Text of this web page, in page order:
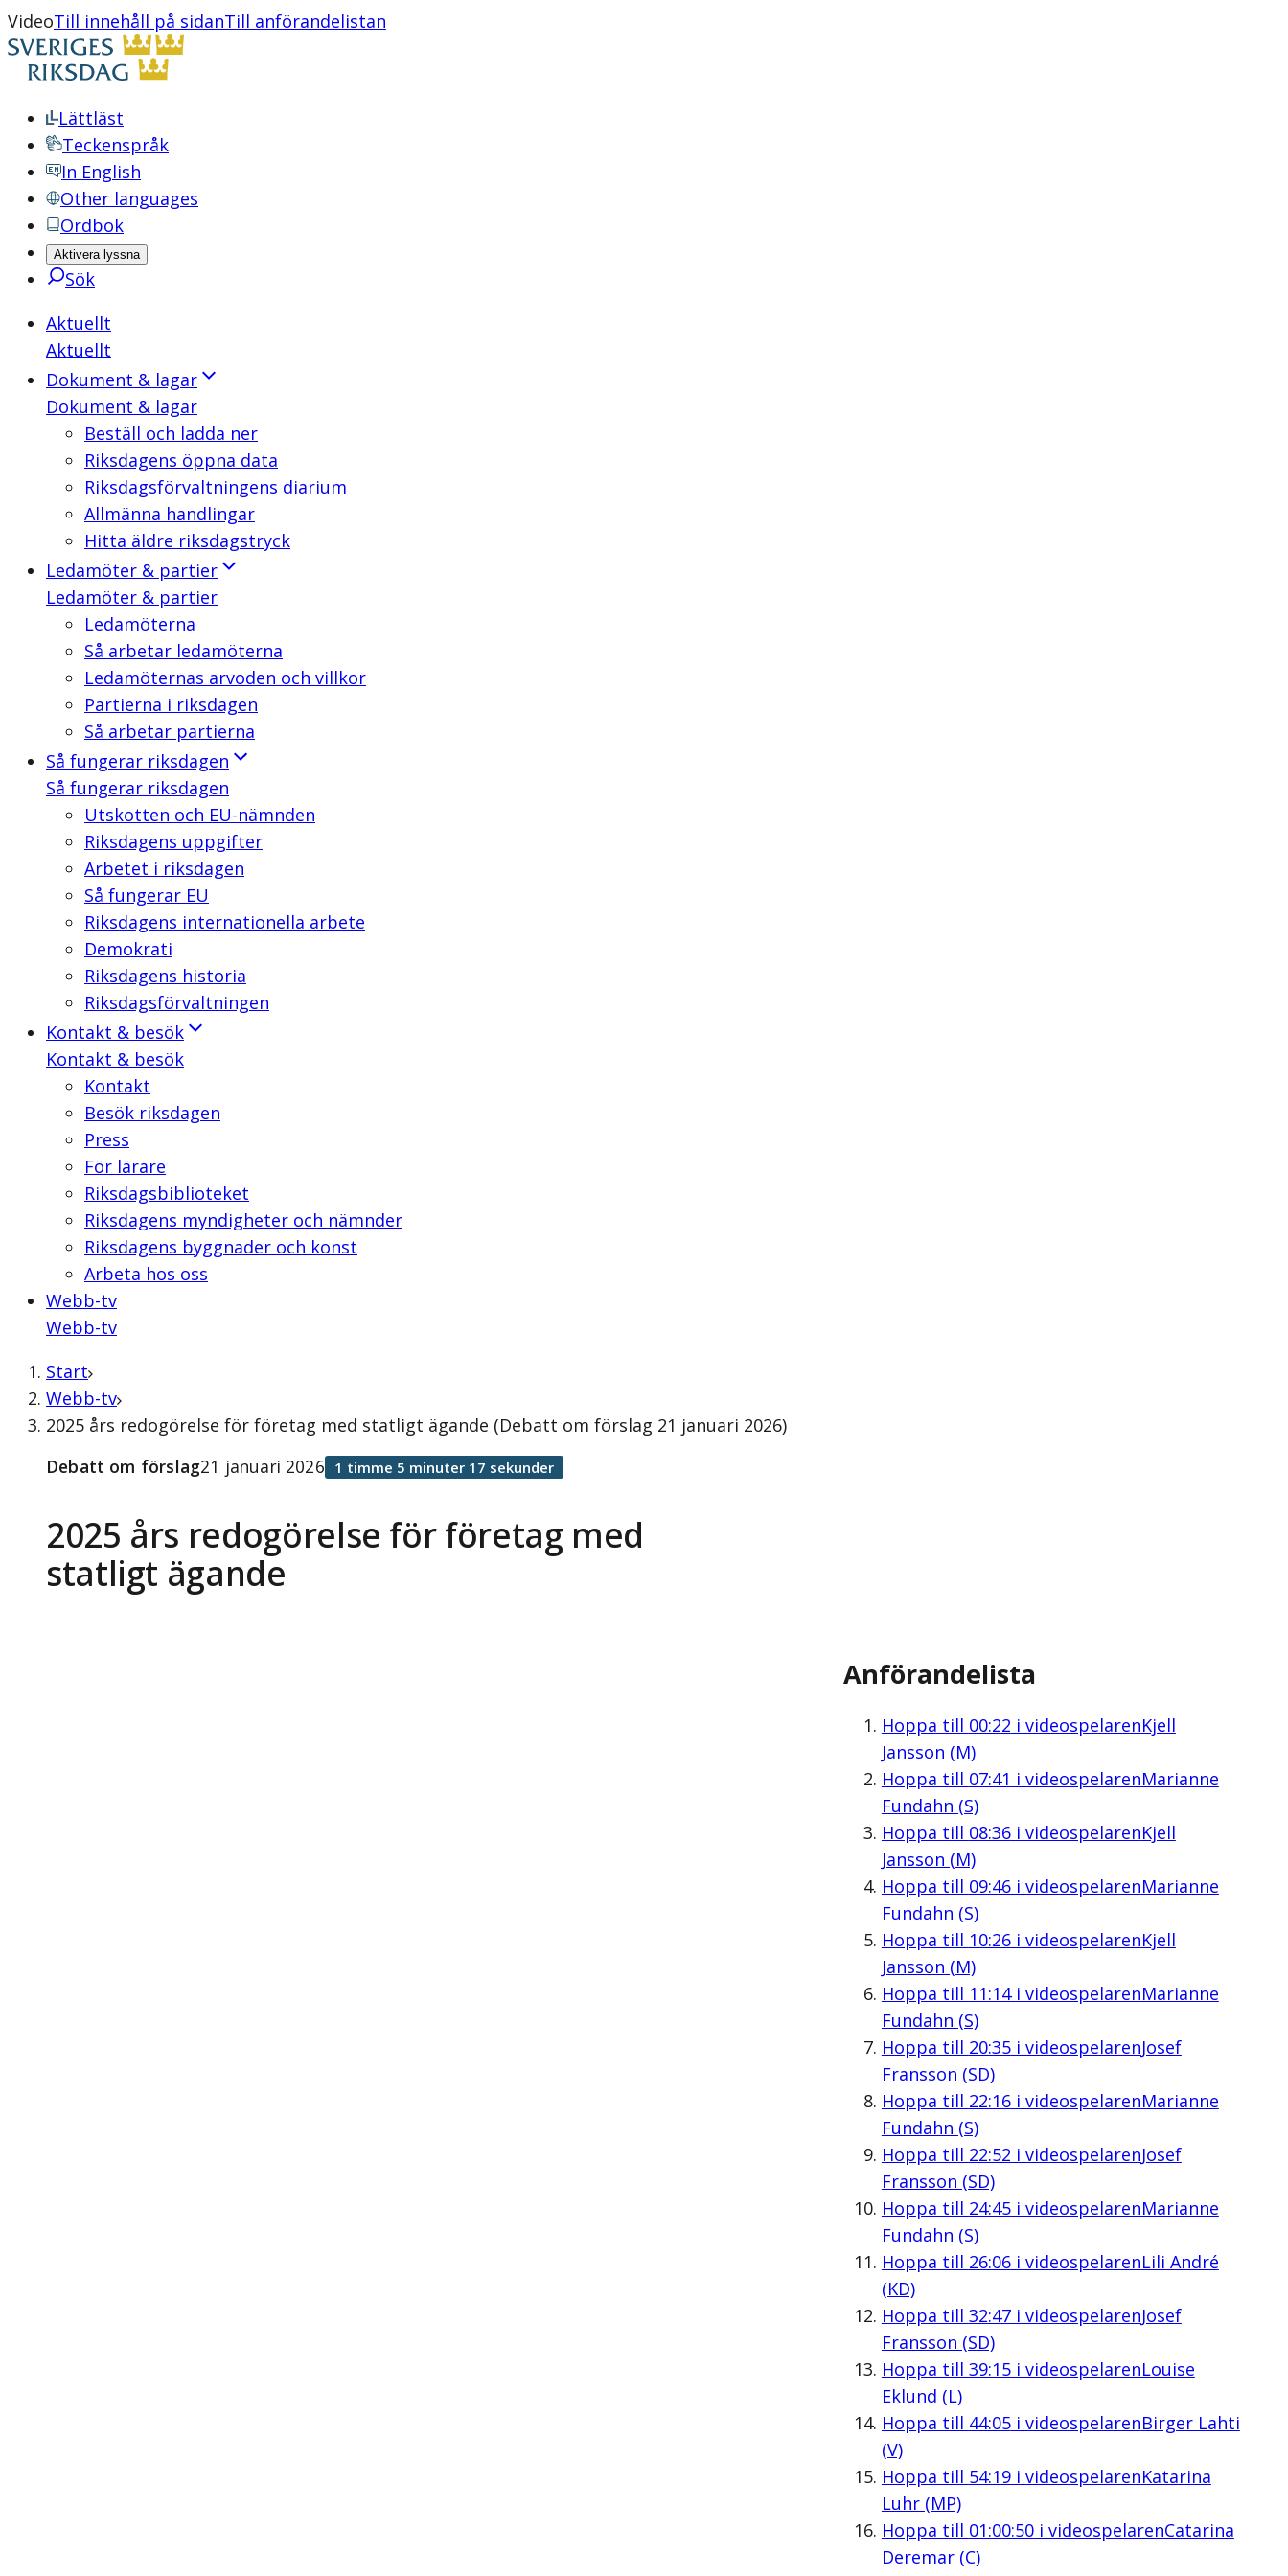
VideoTill innehåll på sidanTill anförandelistan
Lättläst
Teckenspråk
In English
Other languages
Ordbok
Aktivera lyssna
Sök
Aktuellt
Aktuellt
Dokument & lagar
Dokument & lagar
Beställ och ladda ner
Riksdagens öppna data
Riksdagsförvaltningens diarium
Allmänna handlingar
Hitta äldre riksdagstryck
Ledamöter & partier
Ledamöter & partier
Ledamöterna
Så arbetar ledamöterna
Ledamöternas arvoden och villkor
Partierna i riksdagen
Så arbetar partierna
Så fungerar riksdagen
Så fungerar riksdagen
Utskotten och EU-nämnden
Riksdagens uppgifter
Arbetet i riksdagen
Så fungerar EU
Riksdagens internationella arbete
Demokrati
Riksdagens historia
Riksdagsförvaltningen
Kontakt & besök
Kontakt & besök
Kontakt
Besök riksdagen
Press
För lärare
Riksdagsbiblioteket
Riksdagens myndigheter och nämnder
Riksdagens byggnader och konst
Arbeta hos oss
Webb-tv
Webb-tv
Start
Webb-tv
2025 års redogörelse för företag med statligt ägande (Debatt om förslag 21 januari 2026)
2025 års redogörelse för företag med
statligt ägande
Debatt om förslag21 januari 2026 1 timme 5 minuter 17 sekunder
Anförandelista
Hoppa till 00:22 i videospelarenKjell
Jansson (M)
Hoppa till 07:41 i videospelarenMarianne
Fundahn (S)
Hoppa till 08:36i videospelarenKjell
Jansson (M)
Hoppa till 09:46i videospelarenMarianne
Fundahn (S)
Hoppa till 10:26i videospelarenKjell
Jansson (M)
Hoppa till 11:14i videospelarenMarianne
Fundahn (S)
Hoppa till 20:35i videospelarenJosef
Fransson (SD)
Hoppa till 22:16i videospelarenMarianne
Fundahn (S)
Hoppa till 22:52 i videospelarenJosef
Fransson (SD)
Hoppa till 24:45i videospelarenMarianne
Fundahn (S)
Hoppa till 26:06i videospelarenLili André
(KD)
Hoppa till 32:47i videospelarenJosef
Fransson (SD)
Hoppa till 39:15i videospelarenLouise
Eklund (L)
Hoppa till 44:05i videospelarenBirger Lahti
(V)
Hoppa till 54:19i videospelarenKatarina
Luhr (MP)
Hoppa till 01:00:50i videospelarenCatarina
Deremar (C)